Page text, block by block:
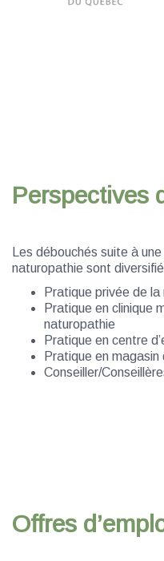
Perspectives
Les débouchés suite à
naturopathie sont
Pratique privée de
Pratique en clinique
naturopathie
Pratique en centre
Pratique en
Conseiller/
Offres